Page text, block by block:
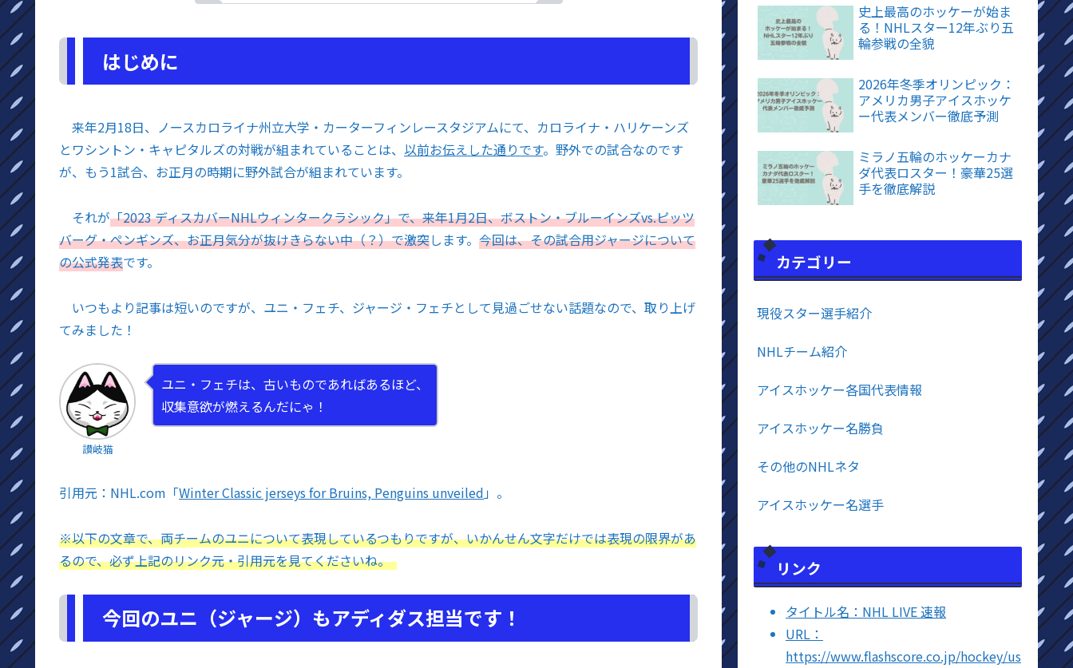
はじめに
来年2月18日、ノースカロライナ州立大学・カーターフィンレースタジアムにて、カロライナ・ハリケーンズ
とワシントン・キャピタルズの対戦が組まれていることは、 以前お伝えした通りです。野外での試合なのです
が、もう1試合、お正月の時期に野外試合が組まれています。
それが「2023 ディスカバーNHLウィンタークラシック」で、来年1月2日、ボストン・ブルーインズvs.ピッツ
バーグ・ペンギンズ、お正月気分が抜けきらない中（？）で激突します。 今回は、その試合用ジャージについて
の公式発表です。
いつもより記事は短いのですが、ユニ・フェチ、ジャージ・フェチとして見過ごせない話題なので、取り上げ
てみました！
讃岐猫
ユニ・フェチは、古いものであればあるほど、
収集意欲が燃えるんだにゃ！
引用元：NHL.com「Winter Classic jerseys for Bruins, Penguins unveiled」。
※以下の文章で、両チームのユニについて表現しているつもりですが、いかんせん文字だけでは表現の限界があ
るので、必ず上記のリンク元・引用元を見てくださいね。
今回のユニ（ジャージ）もアディダス担当です！
史上最高のホッケーが始ま
る！NHLスター12年ぶり五
輪参戦の全貌
2026年冬季オリンピック：
アメリカ男子アイスホッケ
ー代表メンバー徹底予測
ミラノ五輪のホッケーカナ
ダ代表ロスター！豪華25選
手を徹底解説
カテゴリー
現役スター選手紹介
NHLチーム紹介
アイスホッケー各国代表情報
アイスホッケー名勝負
その他のNHLネタ
アイスホッケー名選手
リンク
タイトル名：NHL LIVE 速報
URL：
https://www.flashscore.co.jp/hockey/us